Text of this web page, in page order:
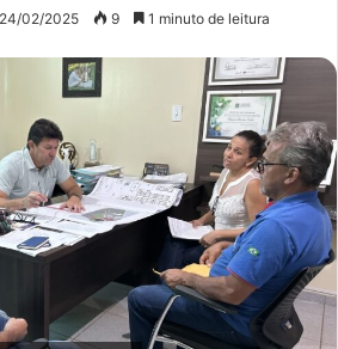
24/02/2025 9 1 minuto de leitura